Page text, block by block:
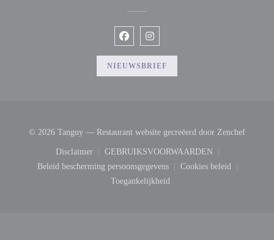
Facebook ((opent in een nieuw
Instagram ((opent in een nieuw
NIEUWSBRIEF
© 2026 Tanguy — Restaurant website gecreëerd door Zenchef((opent
Disclaimer
((opent in een nieuw venster))
GEBRUIKSVOORWAARDEN
((opent in een nieuw venster))
Beleid bescherming persoonsgegevens
((opent in een nieuw venster))
Cookies beleid
((opent in een
Toegankelijkheid
((opent in een nieuw venster))